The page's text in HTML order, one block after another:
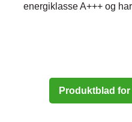
energiklasse A+++ og
Produktblad